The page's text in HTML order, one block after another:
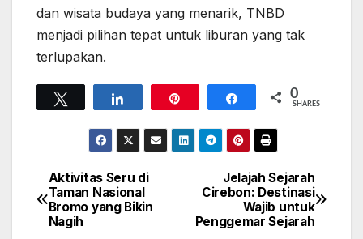
dan wisata budaya yang menarik, TNBD
menjadi pilihan tepat untuk liburan yang tak
terlupakan.
Share 0
SHARES
Navigasi
pos
Jelajah Sejarah
Cirebon: Destinasi
Wajib untuk
Penggemar Sejarah
Aktivitas Seru di
Taman Nasional
Bromo yang Bikin
Nagih